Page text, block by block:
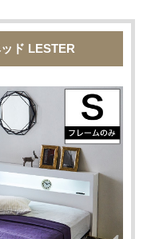
ド LESTER